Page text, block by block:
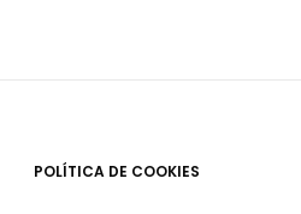
POLÍTICA DE COOKIES